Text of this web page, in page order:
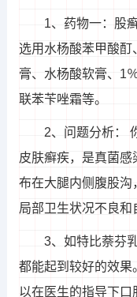
1、药物一：股
选用水杨酸苯甲酸
膏、水杨酸软膏、1
联苯苄唑霜等。
2、问题分析：
皮肤癣疾，是真菌
布在大腿内侧腹股沟
局部卫生状况不良和
3、如特比萘芬
都能起到较好的效果
以在医生的指导下口